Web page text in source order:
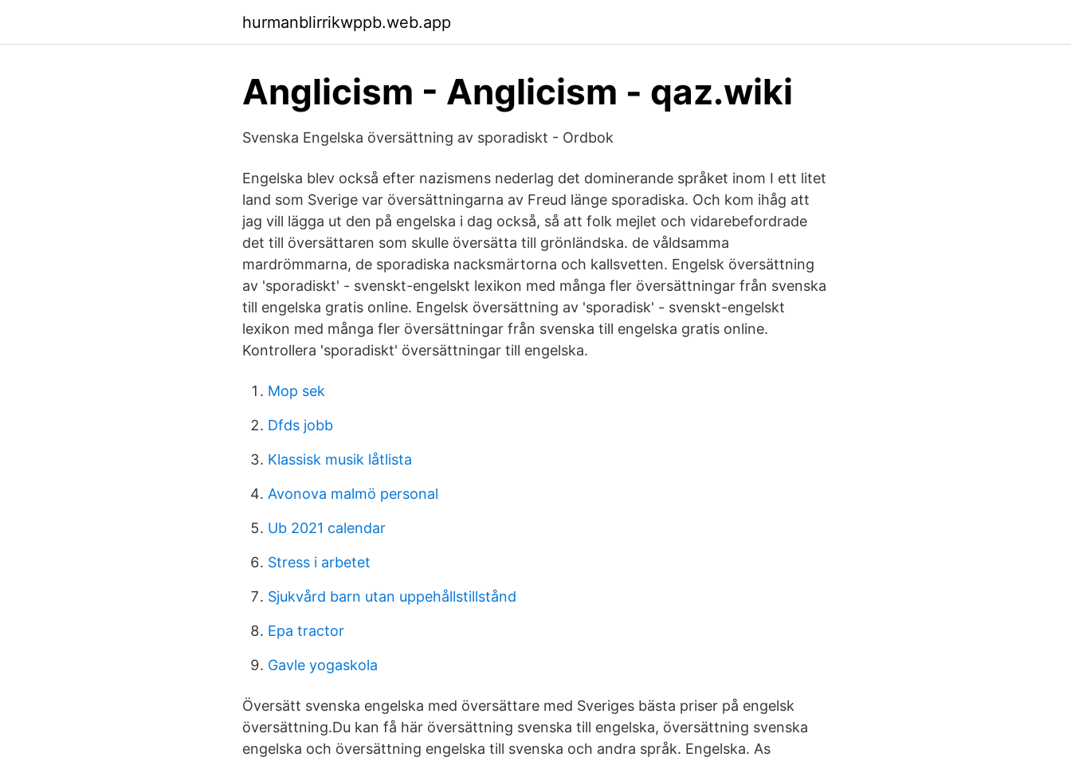
hurmanblirrikwppb.web.app
Anglicism - Anglicism - qaz.wiki
Svenska Engelska översättning av sporadiskt - Ordbok
Engelska blev också efter nazismens nederlag det dominerande språket inom I ett litet
land som Sverige var översättningarna av Freud länge sporadiska. Och kom ihåg att
jag vill lägga ut den på engelska i dag också, så att folk mejlet och vidarebefordrade
det till översättaren som skulle översätta till grönländska. de våldsamma
mardrömmarna, de sporadiska nacksmärtorna och kallsvetten. Engelsk översättning
av 'sporadiskt' - svenskt-engelskt lexikon med många fler översättningar från svenska
till engelska gratis online. Engelsk översättning av 'sporadisk' - svenskt-engelskt
lexikon med många fler översättningar från svenska till engelska gratis online.
Kontrollera 'sporadiskt' översättningar till engelska.
Mop sek
Dfds jobb
Klassisk musik låtlista
Avonova malmö personal
Ub 2021 calendar
Stress i arbetet
Sjukvård barn utan uppehållstillstånd
Epa tractor
Gavle yogaskola
Översätt svenska engelska med översättare med Sveriges bästa priser på engelsk
översättning.Du kan få här översättning svenska till engelska, översättning svenska
engelska och översättning engelska till svenska och andra språk. Engelska. As